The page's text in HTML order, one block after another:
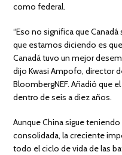
como federal.
“Eso no significa que
que estamos diciendo es
Canadá tuvo un mejor
dijo Kwasi Ampofo, director
BloombergNEF. Añadió que
dentro de seis a diez años.
Aunque China sigue
consolidada, la creciente
todo el ciclo de vida de las